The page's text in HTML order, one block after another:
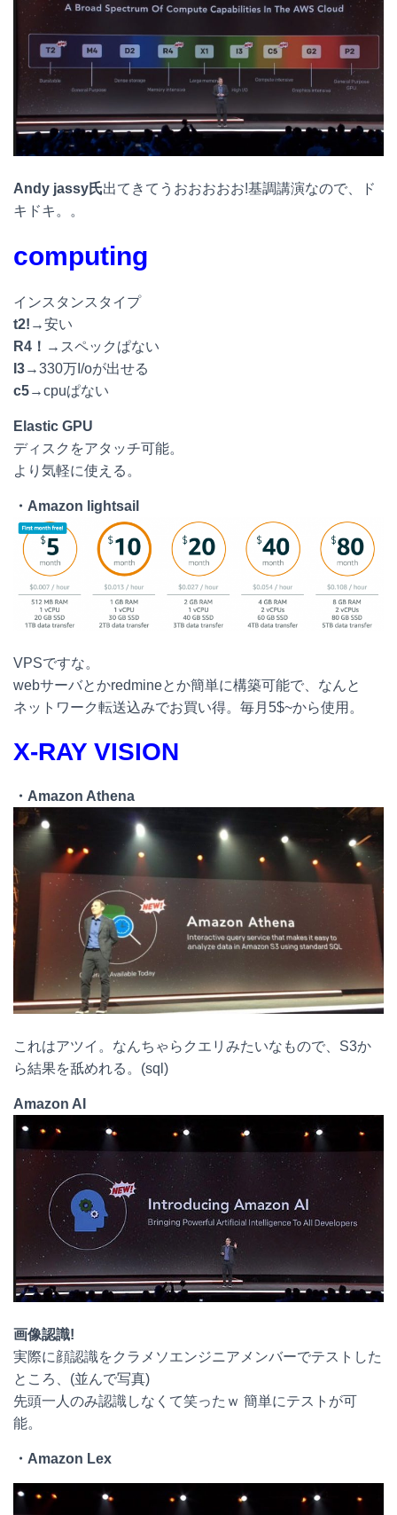
Andy jassy氏出てきてうおおおおお!基調講演なので、ド
キドキ。。
computing
インスタンスタイプ
t2! →安い
R4！→ スペックぱない
I3→330万I/oが出せる
c5→cpuぱない
Elastic GPU
ディスクをアタッチ可能。
より気軽に使える。
・Amazon lightsail
VPSですな。
webサーバとかredmineとか簡単に構築可能で、なんと
ネットワーク転送込みでお買い得。毎月5$~から使用。
X-RAY VISION
・Amazon Athena
これはアツイ。なんちゃらクエリみたいなもので、S3か
ら結果を舐めれる。(sql)
Amazon AI
画像認識!
実際に顔認識をクラメソエンジニアメンバーでテストした
ところ、(並んで写真)
先頭一人のみ認識しなくて笑ったｗ 簡単にテストが可
能。
・Amazon Lex